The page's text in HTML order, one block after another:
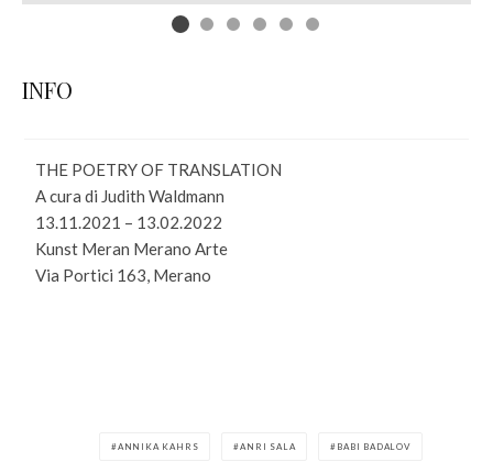
INFO
THE POETRY OF TRANSLATION
A cura di Judith Waldmann
13.11.2021 – 13.02.2022
Kunst Meran Merano Arte
Via Portici 163, Merano
ANNIKA KAHRS ANRI SALA BABI BADALOV